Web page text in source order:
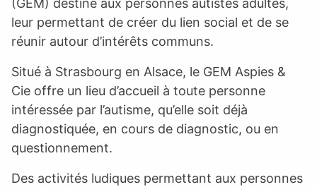
(GEM) destiné aux personnes autistes adultes,
leur permettant de créer du lien social et de se
réunir autour d’intérêts communs.
Situé à Strasbourg en Alsace, le GEM Aspies &
Cie offre un lieu d’accueil à toute personne
intéressée par l’autisme, qu’elle soit déjà
diagnostiquée, en cours de diagnostic, ou en
questionnement.
Des activités ludiques permettant aux personnes